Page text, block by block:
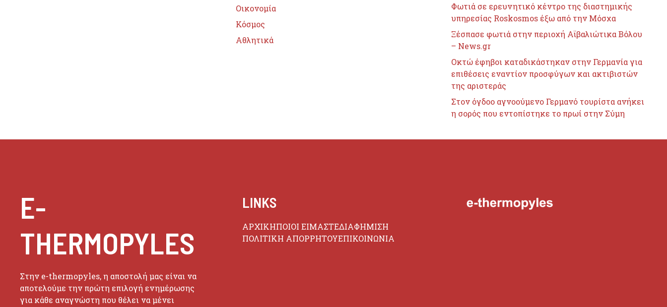
Οικονομία
Κόσμος
Αθλητικά
Φωτιά σε ερευνητικό κέντρο της διαστημικής
υπηρεσίας Roskosmos έξω από την Μόσχα
Ξέσπασε φωτιά στην περιοχή Αϊβαλιώτικα Βόλου
– News.gr
Οκτώ έφηβοι καταδικάστηκαν στην Γερμανία για
επιθέσεις εναντίον προσφύγων και ακτιβιστών
της αριστεράς
Στον όγδοο αγνοούμενο Γερμανό τουρίστα ανήκει
η σορός που εντοπίστηκε το πρωί στην Σύμη
E-
THERMOPYLES
Στην e-thermopyles, η αποστολή μας είναι να
αποτελούμε την πρώτη επιλογή ενημέρωσης
για κάθε αναγνώστη που θέλει να μένει
LINKS
ΑΡΧΙΚΗΠΟΙΟΙ ΕΙΜΑΣΤΕΔΙΑΦΗΜΙΣΗ
ΠΟΛΙΤΙΚΗ ΑΠΟΡΡΗΤΟΥΕΠΙΚΟΙΝΩΝΙΑ